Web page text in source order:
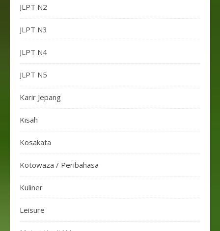
JLPT N2
JLPT N3
JLPT N4
JLPT N5
Karir Jepang
Kisah
Kosakata
Kotowaza / Peribahasa
Kuliner
Leisure